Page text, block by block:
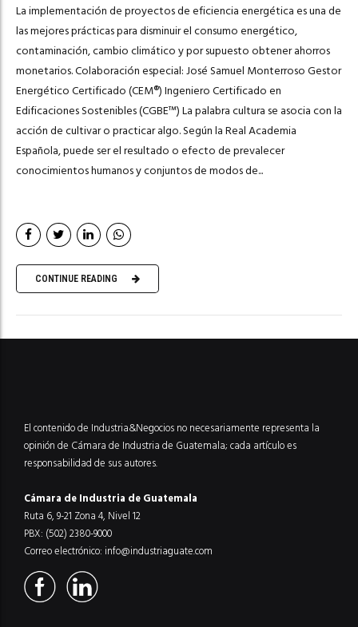
La implementación de proyectos de eficiencia energética es una de
las mejores prácticas para disminuir el consumo energético,
contaminación, cambio climático y por supuesto obtener ahorros
monetarios. Colaboración especial: José Samuel Monterroso Gestor
Energético Certificado (CEM®) Ingeniero Certificado en
Edificaciones Sostenibles (CGBE™) La palabra cultura se asocia con la
acción de cultivar o practicar algo. Según la Real Academia
Española, puede ser el resultado o efecto de prevalecer
conocimientos humanos y conjuntos de modos de...
CONTINUE READING
El contenido de Industria&Negocios no necesariamente representa la
opinión de Cámara de Industria de Guatemala; cada artículo es
responsabilidad de sus autores.
Cámara de Industria de Guatemala
Ruta 6, 9-21 Zona 4, Nivel 12
PBX: (502) 2380-9000
Correo electrónico: info@industriaguate.com